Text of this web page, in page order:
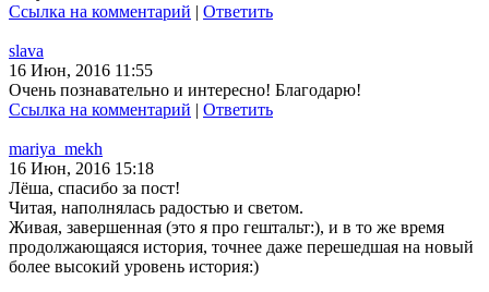
Ссылка на комментарий | Ответить
slava
16 Июн, 2016 11:55
Очень познавательно и интересно! Благодарю!
Ссылка на комментарий | Ответить
mariya_mekh
16 Июн, 2016 15:18
Лёша, спасибо за пост!
Читая, наполнялась радостью и светом.
Живая, завершенная (это я про гештальт:), и в то же время
продолжающаяся история, точнее даже перешедшая на новый
более высокий уровень история:)